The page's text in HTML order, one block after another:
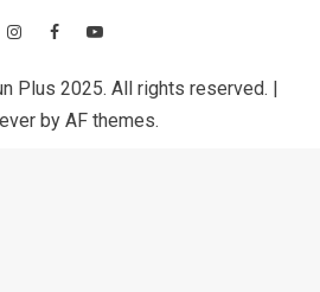
Plus 2025. All rights reserved.
by AF themes.